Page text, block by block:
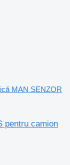
MAN SENZOR
pentru camion